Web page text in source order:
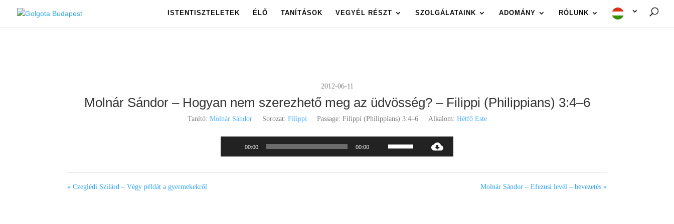
ISTENTISZTELETEK ÉLŐ TANÍTÁSOK VEGYÉL RÉSZT SZOLGÁLATAINK ADOMÁNY RÓLUNK
2012-06-11
Molnár Sándor – Hogyan nem szerezhető meg az üdvösség? – Filippi (Philippians) 3:4–6
Tanító: Molnár Sándor Sorozat: Filippi Passage: Filippi (Philippians) 3:4–6 Alkalom: Hétfő Este
00:00 00:00
« Czeglédi Szilárd – Végy példát a gyermekekről Molnár Sándor – Efezusi levél – bevezetés »